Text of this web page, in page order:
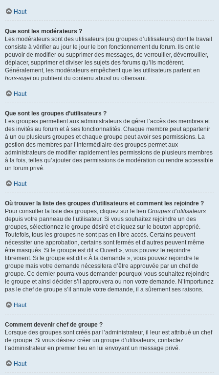
Haut
Que sont les modérateurs ?
Les modérateurs sont des utilisateurs (ou groupes d’utilisateurs) dont le travail
consiste à vérifier au jour le jour le bon fonctionnement du forum. Ils ont le
pouvoir de modifier ou supprimer des messages, de verrouiller, déverrouiller,
déplacer, supprimer et diviser les sujets des forums qu’ils modèrent.
Généralement, les modérateurs empêchent que les utilisateurs partent en
hors-sujetou publient du contenu abusif ou offensant.
Haut
Que sont les groupes d’utilisateurs ?
Les groupes permettent aux administrateurs de gérer l’accès des membres et
des invités au forum et à ses fonctionnalités. Chaque membre peut appartenir
à un ou plusieurs groupes et chaque groupe peut avoir ses permissions. La
gestion des membres par l’intermédiaire des groupes permet aux
administrateurs de modifier rapidement les permissions de plusieurs membres
à la fois, telles qu’ajouter des permissions de modération ou rendre accessible
un forum privé.
Haut
Où trouver la liste des groupes d’utilisateurs et comment les rejoindre ?
Pour consulter la liste des groupes, cliquez sur le lien Groupes d’utilisateurs
depuis votre panneau de l’utilisateur. Si vous souhaitez rejoindre un des
groupes, sélectionnez le groupe désiré et cliquez sur le bouton approprié.
Toutefois, tous les groupes ne sont pas en libre accès. Certains peuvent
nécessiter une approbation, certains sont fermés et d’autres peuvent même
être masqués. Si le groupe est dit « Ouvert », vous pouvez le rejoindre
librement. Si le groupe est dit « À la demande », vous pouvez rejoindre le
groupe mais votre demande nécessitera d’être approuvée par un chef de
groupe. Ce dernier pourra vous demander pourquoi vous souhaitez rejoindre
le groupe et ainsi décider s’il approuvera ou non votre demande. N’importunez
pas le chef de groupe s’il annule votre demande, il a sûrement ses raisons.
Haut
Comment devenir chef de groupe ?
Lorsque des groupes sont créés par l’administrateur, il leur est attribué un chef
de groupe. Si vous désirez créer un groupe d’utilisateurs, contactez
l’administrateur en premier lieu en lui envoyant un message privé.
Haut